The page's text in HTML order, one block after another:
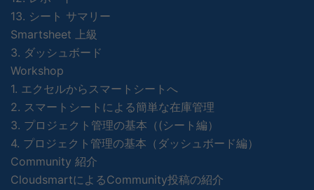
13. シート サマリー
Smartsheet 上級
3. ダッシュボード
Workshop
1. エクセルからスマートシートへ
2. スマートシートによる簡単な在庫管理
3. プロジェクト管理の基本（(シート編）
4. プロジェクト管理の基本（ダッシュボード編）
Community 紹介
CloudsmartによるCommunity投稿の紹介